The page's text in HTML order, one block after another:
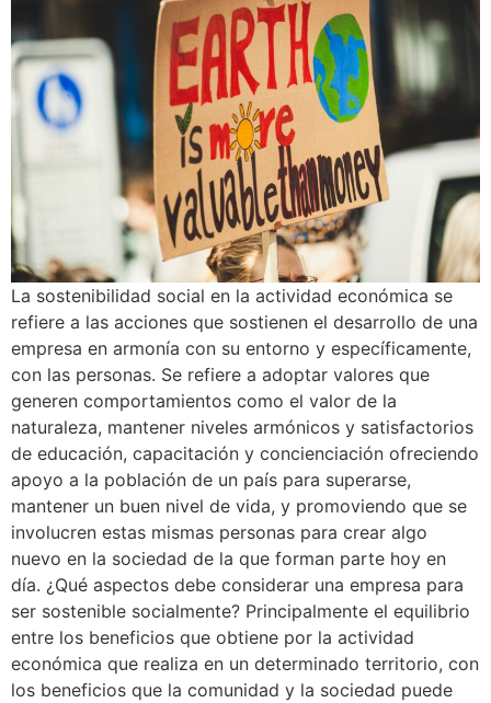
La sostenibilidad social en la actividad económica se
refiere a las acciones que sostienen el desarrollo de una
empresa en armonía con su entorno y específicamente,
con las personas. Se refiere a adoptar valores que
generen comportamientos como el valor de la
naturaleza, mantener niveles armónicos y satisfactorios
de educación, capacitación y concienciación ofreciendo
apoyo a la población de un país para superarse,
mantener un buen nivel de vida, y promoviendo que se
involucren estas mismas personas para crear algo
nuevo en la sociedad de la que forman parte hoy en
día. ¿Qué aspectos debe considerar una empresa para
ser sostenible socialmente? Principalmente el equilibrio
entre los beneficios que obtiene por la actividad
económica que realiza en un determinado territorio, con
los beneficios que la comunidad y la sociedad puede